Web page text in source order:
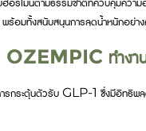
ร้อมทั้งสนับสนุนการลดน้ำหนักอย่า
OZEMPIC ทำงาน
ะตุ้นตัวรับ GLP-1 ซึ่งมีอิทธิพลต่